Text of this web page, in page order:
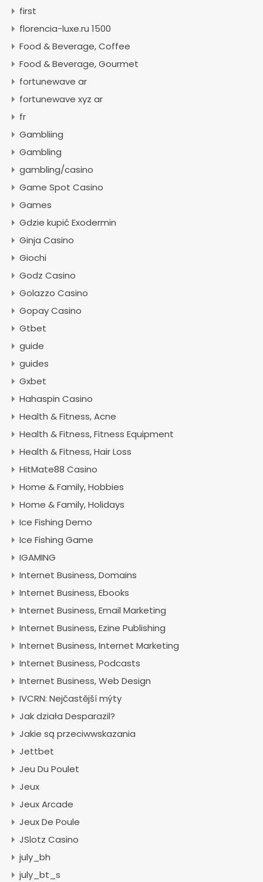
first
florencia-luxe.ru 1500
Food & Beverage, Coffee
Food & Beverage, Gourmet
fortunewave ar
fortunewave xyz ar
fr
Gambliing
Gambling
gambling/casino
Game Spot Casino
Games
Gdzie kupić Exodermin
Ginja Casino
Giochi
Godz Casino
Golazzo Casino
Gopay Casino
Gtbet
guide
guides
Gxbet
Hahaspin Casino
Health & Fitness, Acne
Health & Fitness, Fitness Equipment
Health & Fitness, Hair Loss
HitMate88 Casino
Home & Family, Hobbies
Home & Family, Holidays
Ice Fishing Demo
Ice Fishing Game
IGAMING
Internet Business, Domains
Internet Business, Ebooks
Internet Business, Email Marketing
Internet Business, Ezine Publishing
Internet Business, Internet Marketing
Internet Business, Podcasts
Internet Business, Web Design
IVCRN: Nejčastější mýty
Jak działa Desparazil?
Jakie są przeciwwskazania
Jettbet
Jeu Du Poulet
Jeux
Jeux Arcade
Jeux De Poule
JSlotz Casino
july_bh
july_bt_s